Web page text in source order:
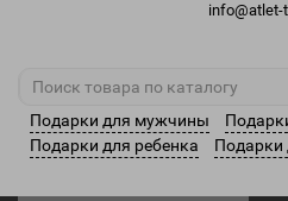
info@atlet-
Подарки для мужчины
Подарки для ребенка
Подарки